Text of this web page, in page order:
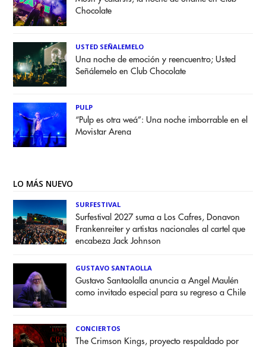
Chocolate
USTED SEÑALEMELO
Una noche de emoción y reencuentro; Usted
Señálemelo en Club Chocolate
PULP
“Pulp es otra weá”: Una noche imborrable en el
Movistar Arena
LO MÁS NUEVO
SURFESTIVAL
Surfestival 2027 suma a Los Cafres, Donavon
Frankenreiter y artistas nacionales al cartel que
encabeza Jack Johnson
GUSTAVO SANTAOLLA
Gustavo Santaolalla anuncia a Angel Maulén
como invitado especial para su regreso a Chile
CONCIERTOS
The Crimson Kings, proyecto respaldado por